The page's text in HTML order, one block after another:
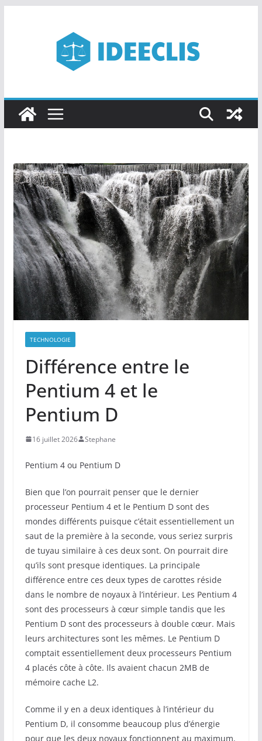
TECHNOLOGIE
Différence entre le
Pentium 4 et le
Pentium D
16 juillet 2026 Stephane
Pentium 4 ou Pentium D
Bien que l’on pourrait penser que le dernier
processeur Pentium 4 et le Pentium D sont des
mondes différents puisque c’était essentiellement un
saut de la première à la seconde, vous seriez surpris
de tuyau similaire à ces deux sont. On pourrait dire
qu’ils sont presque identiques. La principale
différence entre ces deux types de carottes réside
dans le nombre de noyaux à l’intérieur. Les Pentium 4
sont des processeurs à cœur simple tandis que les
Pentium D sont des processeurs à double cœur. Mais
leurs architectures sont les mêmes. Le Pentium D
comptait essentiellement deux processeurs Pentium
4 placés côte à côte. Ils avaient chacun 2MB de
mémoire cache L2.
Comme il y en a deux identiques à l’intérieur du
Pentium D, il consomme beaucoup plus d’énergie
pour que les deux noyaux fonctionnent au maximum.